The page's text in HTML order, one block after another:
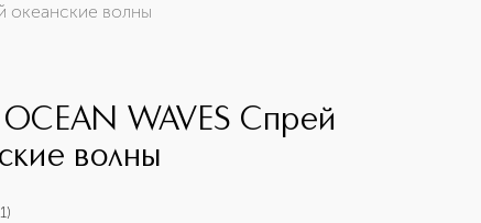
океанские волны
OCEAN WAVES Спрей
волны
1)